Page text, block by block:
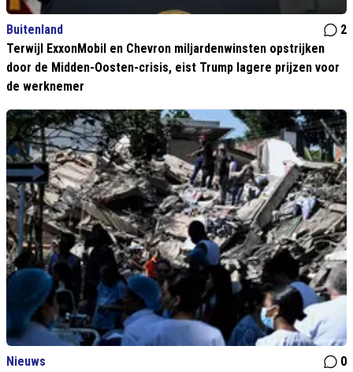
Buitenland
2
Terwijl ExxonMobil en Chevron miljardenwinsten opstrijken
door de Midden-Oosten-crisis, eist Trump lagere prijzen voor
de werknemer
Nieuws
0